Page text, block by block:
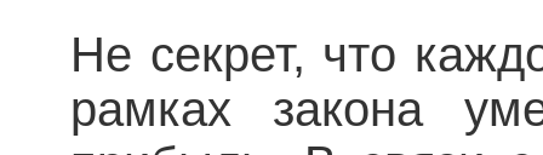
Не секрет, что
рамках закона